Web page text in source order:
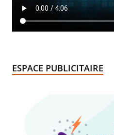
ESPACE PUBLICITAIRE